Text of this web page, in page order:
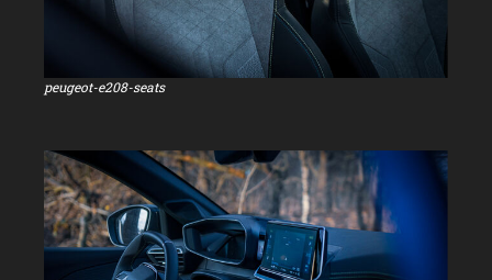
peugeot-e208-seats